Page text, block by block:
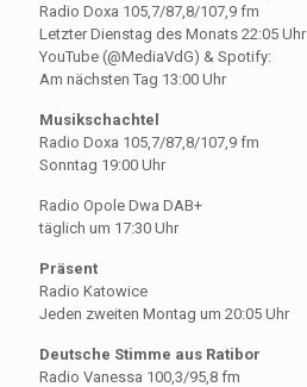
Radio Doxa 105,7/87,8/107,9 fm
Letzter Dienstag des Monats 22:05 Uhr
YouTube (@MediaVdG) & Spotify:
Am nächsten Tag 13:00 Uhr
Musikschachtel
Radio Doxa 105,7/87,8/107,9 fm
Sonntag 19:00 Uhr
Radio Opole Dwa DAB+
täglich um 17:30 Uhr
Präsent
Radio Katowice
Jeden zweiten Montag um 20:05 Uhr
Deutsche Stimme aus Ratibor
Radio Vanessa 100,3/95,8 fm